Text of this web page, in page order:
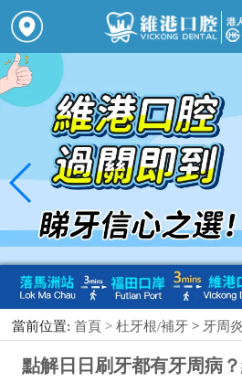
當前位置: 首頁 >杜牙根/補牙 > 牙周炎
點解日日刷牙都有牙周病